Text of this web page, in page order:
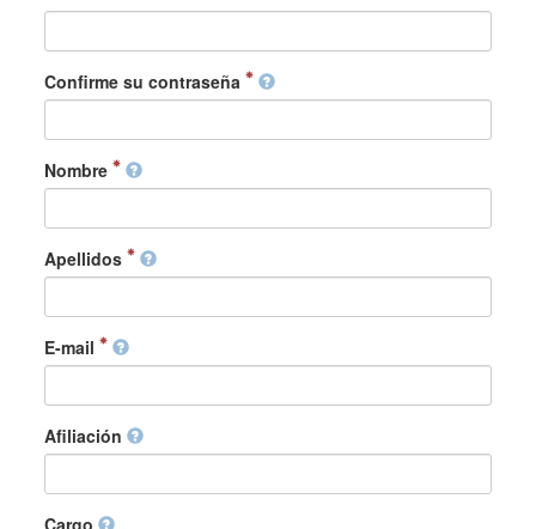
Confirme su contraseña
Nombre
Apellidos
E-mail
Afiliación
Cargo